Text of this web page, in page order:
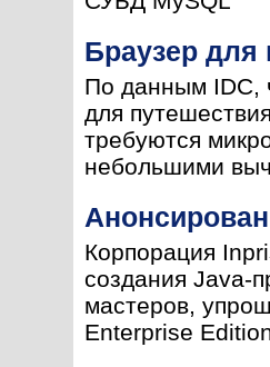
Браузер для
По данным IDC,
для
требуются
небольшими
Корпорация
создания Java-
мастеров,
Enterprise